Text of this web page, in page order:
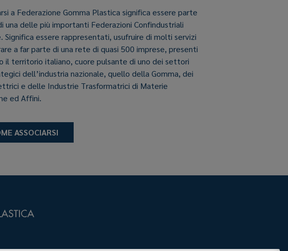
a Federazione Gomma Plastica significa essere parte
una delle più importanti Federazioni Confindustriali
Significa essere rappresentati, usufruire di molti servizi
a far parte di una rete di quasi 500 imprese, presenti
il territorio italiano, cuore pulsante di uno dei settori
dell’industria nazionale, quello della Gomma, dei
e delle Industrie Trasformatrici di Materie
ed Affini.
ASSOCIARSI